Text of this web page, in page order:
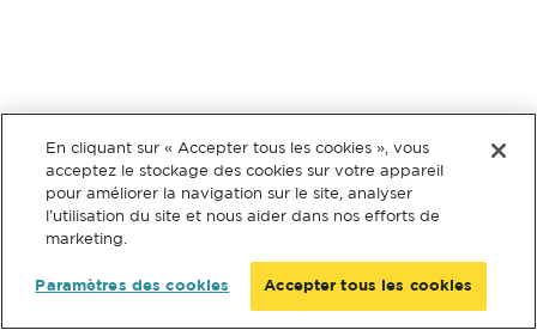
En cliquant sur « Accepter tous les cookies », vous
acceptez le stockage des cookies sur votre appareil
pour améliorer la navigation sur le site, analyser
l’utilisation du site et nous aider dans nos efforts de
marketing.
Paramètres des cookies Accepter tous les cookies